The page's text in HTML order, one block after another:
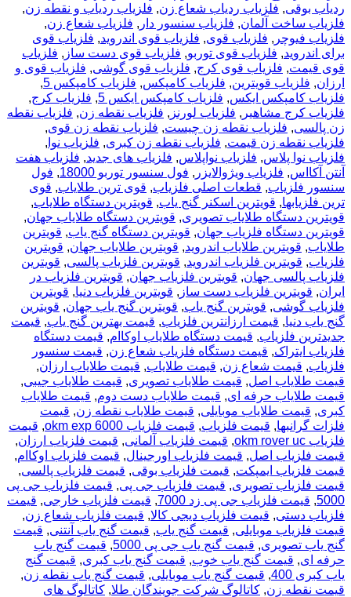
ردیاب بوقی, فلزیاب ردیاب شعاع زن, فلزیاب ردیاب و نقطه زن,
فلزیاب ساخت آلمان, فلزیاب سنسور دار , فلزیاب شعاع زن,
فلزیاب فیوچر , فلزیاب قوی, فلزیاب قوی اندروید, فلزیاب قوی
برای اندروید, فلزیاب قوی توربو, فلزیاب قوی دست ساز , فلزیاب
قوی قیمت, فلزیاب قوی کرج, فلزیاب قوی گوشی, فلزیاب قوی و
ارزان, فلزیاب قویترین, فلزیاب کامپکس, فلزیاب کامپکس 5
,
فلزیاب کامپکس ایکس, فلزیاب کامپکس ایکس 5 , فلزیاب کرج,
فلزیاب کرج مشاهیر , فلزیاب لورنز , فلزیاب نقطه زن, فلزیاب نقطه
زن پالسی, فلزیاب نقطه زن چیست, فلزیاب نقطه زن قوی,
فلزیاب نقطه زن قیمت, فلزیاب نقطه زن کبری, فلزیاب نوا ,
فلزیاب نوا پلاس, فلزیاب نواپلاس, فلزیاب های جدید, فلزیاب هفت
آنتن آکااس, فلزیاب ویژوالایزر , فول سنسور توربو 18000 , فول
سنسور فلزیاب, قطعات اصلی فلزیاب, قوی ترین طلایاب, قوی
ترین فلزیابها, قویترین اسکنر گنج یاب, قویترین دستگاه طلایاب,
قویترین دستگاه طلایاب تصویری, قویترین دستگاه طلایاب جهان,
قویترین دستگاه فلزیاب جهان, قویترین دستگاه گنج یاب, قویترین
طلایاب, قویترین طلایاب اندروید, قویترین طلایاب جهان, قویترین
فلزیاب, قویترین فلزیاب اندروید, قویترین فلزیاب پالسی, قویترین
فلزیاب پالسی جهان, قویترین فلزیاب جهان, قویترین فلزیاب در
ایران, قویترین فلزیاب دست ساز , قویترین فلزیاب دنیا, قویترین
فلزیاب گوشی, قویترین گنج یاب, قویترین گنج یاب جهان, قویترین
گنج یاب دنیا, قیمت ارزانترین فلزیاب, قیمت بهترین گنج یاب, قیمت
جدیدترین فلزیاب, قیمت دستگاه طلایاب اوکاام, قیمت دستگاه
فلزیاب ایتراک, قیمت دستگاه فلزیاب شعاع زن, قیمت سنسور
فلزیاب, قیمت شعاع زن, قیمت طلایاب, قیمت طلایاب ارزان,
قیمت طلایاب اصل, قیمت طلایاب تصویری, قیمت طلایاب جیبی,
قیمت طلایاب حرفه ای, قیمت طلایاب دست دوم, قیمت طلایاب
کبری, قیمت طلایاب موبایلی, قیمت طلایاب نقطه زن, قیمت
فلزات گرانبها, قیمت فلزیاب, قیمت فلزیاب okm exp 6000 , قیمت
فلزیاب okm rover uc
, قیمت فلزیاب آلمانی, قیمت فلزیاب ارزان,
قیمت فلزیاب اصل, قیمت فلزیاب اورجینال, قیمت فلزیاب اوکاام,
قیمت فلزیاب ایمپکت, قیمت فلزیاب بوقی, قیمت فلزیاب پالسی,
قیمت فلزیاب تصویری, قیمت فلزیاب جی پی, قیمت فلزیاب جی پی
5000
, قیمت فلزیاب جی پی زد 7000 , قیمت فلزیاب خارجی, قیمت
فلزیاب دستی, قیمت فلزیاب دیجی کالا, قیمت فلزیاب شعاع زن,
قیمت فلزیاب موبایلی, قیمت گنج یاب, قیمت گنج یاب آنتنی, قیمت
گنج یاب تصویری, قیمت گنج یاب جی پی 5000 , قیمت گنج یاب
حرفه ای, قیمت گنج یاب خوب, قیمت گنج یاب کبری, قیمت گنج
یاب کبری 400
, قیمت گنج یاب موبایلی, قیمت گنج یاب نقطه زن,
قیمت نقطه زن, کاتالوگ شرکت جویندگان طلا, کاتالوگ های